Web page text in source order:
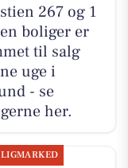
267 og 1
boliger er
til salg
uge i
- se
her.